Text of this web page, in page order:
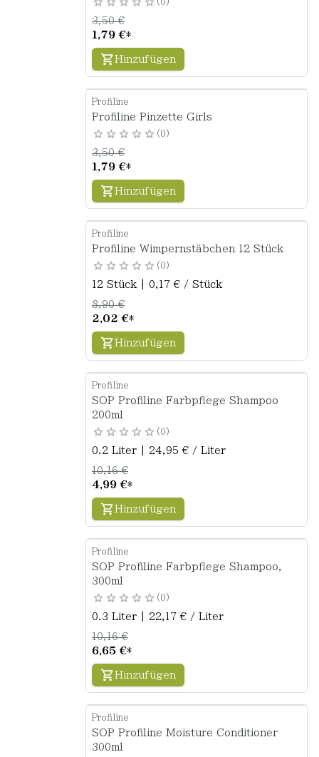
1,79 €*
3,50 €
Hinzufügen
Profiline
Profiline Pinzette Girls
0
1,79 €*
3,50 €
Hinzufügen
Profiline
Profiline Wimpernstäbchen 12 Stück
0
12 Stück | 0,17 € / Stück
2,02 €*
8,90 €
Hinzufügen
Profiline
SOP Profiline Farbpflege Shampoo
200ml
0
0.2 Liter | 24,95 € / Liter
4,99 €*
10,16 €
Hinzufügen
Profiline
SOP Profiline Farbpflege Shampoo,
300ml
0
0.3 Liter | 22,17 € / Liter
6,65 €*
10,16 €
Hinzufügen
Profiline
SOP Profiline Moisture Conditioner
300ml